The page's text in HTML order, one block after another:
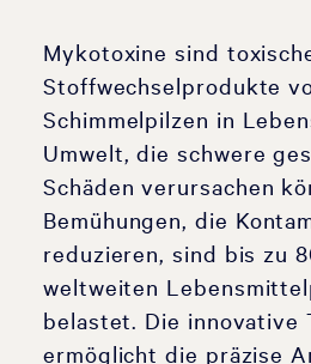
Mykotoxine sind
Stoffwechselprodukte
Schimmelpilzen in
Umwelt, die schwere
Schäden verursachen
Bemühungen, die
reduzieren, sind bis zu
weltweiten
belastet. Die innovative
ermöglicht die präzise